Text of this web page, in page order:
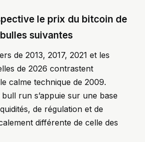
le prix du bitcoin de
suivantes
de 2013, 2017, 2021 et les
de 2026 contrastent
calme technique de 2009.
run s’appuie sur une base
de régulation et de
différente de celle des